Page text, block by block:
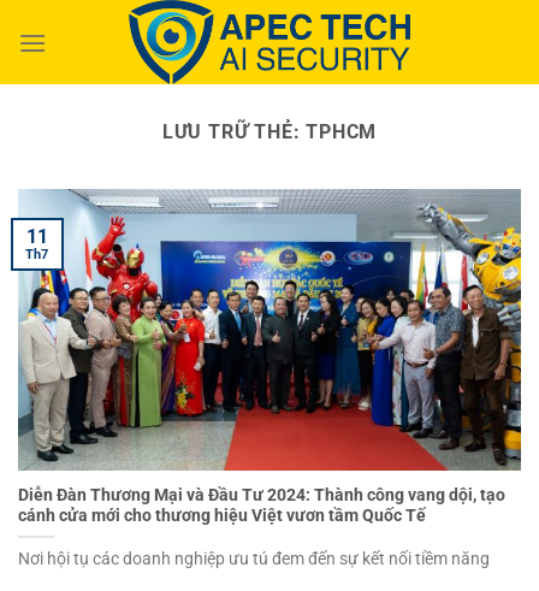
đến
LƯU TRỮ THẺ:TPHCM
Diễn Đàn Thương Mại và Đầu Tư 2024: Thành công vang dội, tạo
cánh cửa mới cho thương hiệu Việt vươn tầm Quốc Tế
Nơi hội tụ các doanh nghiệp ưu tú đem đến sự kết nối tiềm năng
11
Th7